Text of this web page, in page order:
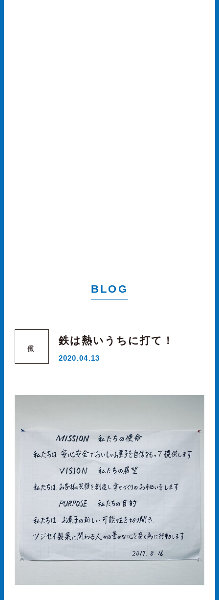
BLOG
働
鉄は熱いうちに打て！
2020.04.13